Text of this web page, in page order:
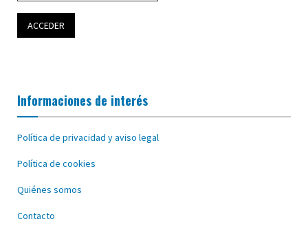
Informaciones de interés
Política de privacidad y aviso legal
Política de cookies
Quiénes somos
Contacto